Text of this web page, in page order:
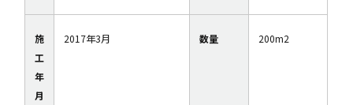
施
工
年
月
2017年3月 数量 200m2